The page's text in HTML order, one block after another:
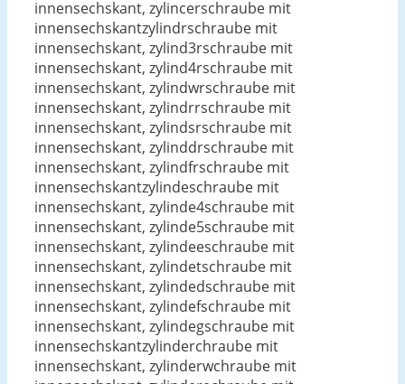
innensechskant, zylincerschraube mit
innensechskantzylindrschraube mit
innensechskant, zylind3rschraube mit
innensechskant, zylind4rschraube mit
innensechskant, zylindwrschraube mit
innensechskant, zylindrrschraube mit
innensechskant, zylindsrschraube mit
innensechskant, zylinddrschraube mit
innensechskant, zylindfrschraube mit
innensechskantzylindeschraube mit
innensechskant, zylinde4schraube mit
innensechskant, zylinde5schraube mit
innensechskant, zylindeeschraube mit
innensechskant, zylindetschraube mit
innensechskant, zylindedschraube mit
innensechskant, zylindefschraube mit
innensechskant, zylindegschraube mit
innensechskantzylinderchraube mit
innensechskant, zylinderwchraube mit